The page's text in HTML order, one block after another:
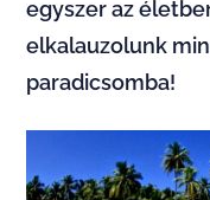
egyszer az
elkalauzolunk
paradicsomba!